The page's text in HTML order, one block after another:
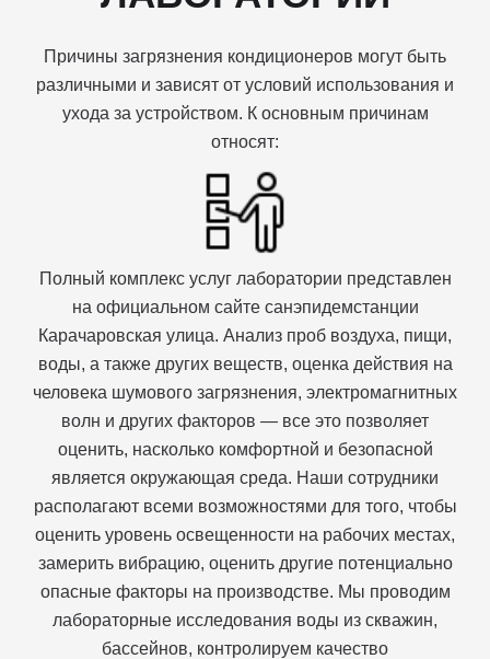
Причины загрязнения кондиционеров могут быть
различными и зависят от условий использования и
ухода за устройством. К основным причинам
относят:
Полный комплекс услуг лаборатории представлен
на официальном сайте санэпидемстанции
Карачаровская улица. Анализ проб воздуха, пищи,
воды, а также других веществ, оценка действия на
человека шумового загрязнения, электромагнитных
волн и других факторов — все это позволяет
оценить, насколько комфортной и безопасной
является окружающая среда. Наши сотрудники
располагают всеми возможностями для того, чтобы
оценить уровень освещенности на рабочих местах,
замерить вибрацию, оценить другие потенциально
опасные факторы на производстве. Мы проводим
лабораторные исследования воды из скважин,
бассейнов, контролируем качество